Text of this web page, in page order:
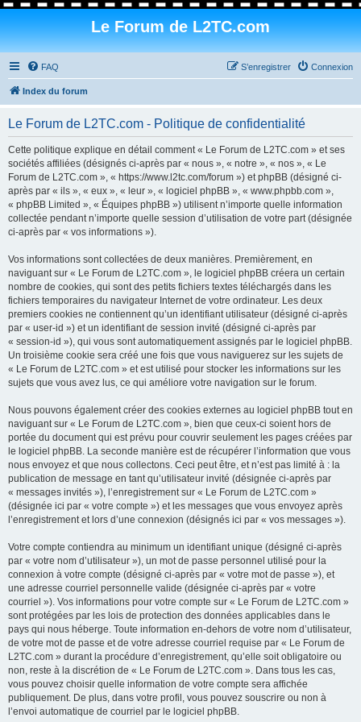
Le Forum de L2TC.com
FAQ Connexion
S’enregistrer
Index du forum
Le Forum de L2TC.com - Politique de confidentialité
Cette politique explique en détail comment « Le Forum de L2TC.com » et ses
sociétés affiliées (désignés ci-après par « nous », « notre », « nos », « Le
Forum de L2TC.com », « https://www.l2tc.com/forum ») et phpBB (désigné ci-
après par « ils », « eux », « leur », « logiciel phpBB », « www.phpbb.com »,
« phpBB Limited », « Équipes phpBB ») utilisent n’importe quelle information
collectée pendant n’importe quelle session d’utilisation de votre part (désignée
ci-après par « vos informations »).
Vos informations sont collectées de deux manières. Premièrement, en
naviguant sur « Le Forum de L2TC.com », le logiciel phpBB créera un certain
nombre de cookies, qui sont des petits fichiers textes téléchargés dans les
fichiers temporaires du navigateur Internet de votre ordinateur. Les deux
premiers cookies ne contiennent qu’un identifiant utilisateur (désigné ci-après
par « user-id ») et un identifiant de session invité (désigné ci-après par
« session-id »), qui vous sont automatiquement assignés par le logiciel phpBB.
Un troisième cookie sera créé une fois que vous naviguerez sur les sujets de
« Le Forum de L2TC.com » et est utilisé pour stocker les informations sur les
sujets que vous avez lus, ce qui améliore votre navigation sur le forum.
Nous pouvons également créer des cookies externes au logiciel phpBB tout en
naviguant sur « Le Forum de L2TC.com », bien que ceux-ci soient hors de
portée du document qui est prévu pour couvrir seulement les pages créées par
le logiciel phpBB. La seconde manière est de récupérer l’information que vous
nous envoyez et que nous collectons. Ceci peut être, et n’est pas limité à : la
publication de message en tant qu’utilisateur invité (désignée ci-après par
« messages invités »), l’enregistrement sur « Le Forum de L2TC.com »
(désignée ici par « votre compte ») et les messages que vous envoyez après
l’enregistrement et lors d’une connexion (désignés ici par « vos messages »).
Votre compte contiendra au minimum un identifiant unique (désigné ci-après
par « votre nom d’utilisateur »), un mot de passe personnel utilisé pour la
connexion à votre compte (désigné ci-après par « votre mot de passe »), et
une adresse courriel personnelle valide (désignée ci-après par « votre
courriel »). Vos informations pour votre compte sur « Le Forum de L2TC.com »
sont protégées par les lois de protection des données applicables dans le
pays qui nous héberge. Toute information en-dehors de votre nom d’utilisateur,
de votre mot de passe et de votre adresse courriel requise par « Le Forum de
L2TC.com » durant la procédure d’enregistrement, qu’elle soit obligatoire ou
non, reste à la discrétion de « Le Forum de L2TC.com ». Dans tous les cas,
vous pouvez choisir quelle information de votre compte sera affichée
publiquement. De plus, dans votre profil, vous pouvez souscrire ou non à
l’envoi automatique de courriel par le logiciel phpBB.